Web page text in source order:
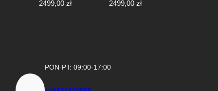
2499,00 zł 2499,00 zł
PON-PT: 09:00-17:00